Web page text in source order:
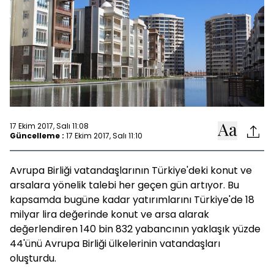
17 Ekim 2017, Salı 11:08
Güncelleme : 17 Ekim 2017, Salı 11:10
Avrupa Birliği vatandaşlarının Türkiye'deki konut ve
arsalara yönelik talebi her geçen gün artıyor. Bu
kapsamda bugüne kadar yatırımlarını Türkiye'de 18
milyar lira değerinde konut ve arsa alarak
değerlendiren 140 bin 832 yabancının yaklaşık yüzde
44'ünü Avrupa Birliği ülkelerinin vatandaşları
oluşturdu.